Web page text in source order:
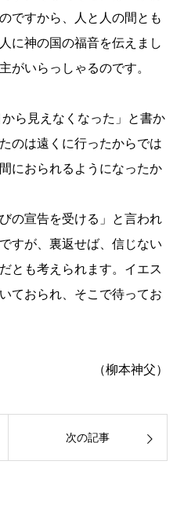
ですから、人と人の間とも
に神の国の福音を伝えまし
がいらっしゃるのです。
ら見えなくなった」と書か
のは遠くに行ったからでは
におられるようになったか
の宣告を受ける」と言われ
すが、裏返せば、信じない
とも考えられます。イエス
ておられ、そこで待ってお
（柳本神父）
次の記事